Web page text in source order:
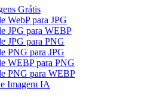
Grátis
WebP para JPG
JPG para WEBP
JPG para PNG
PNG para JPG
WEBP para PNG
PNG para WEBP
Imagem IA